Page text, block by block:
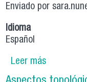
Enviado por
Idioma
Español
Leer mássobre